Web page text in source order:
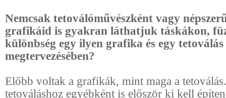
Nemcsak tetoválóművészként vagy
grafikáid is gyakran láthatjuk táskákon,
különbség egy ilyen grafika és egy tetoválás
megtervezésében?
Előbb voltak a grafikák, mint maga a
tetováláshoz egyébként is először ki kell